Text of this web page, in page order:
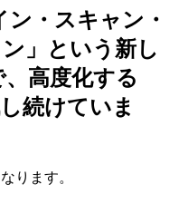
・スキャン・
」という新し
高度化する
続けていま
ります。